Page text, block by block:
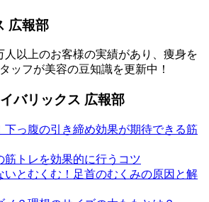
広報部
人以上のお客様の実績があり、痩身を
ッフが美容の豆知識を更新中！
バリックス 広報部
下っ腹の引き締め効果が期待できる筋
筋トレを効果的に行うコツ
いとむくむ！足首のむくみの原因と解